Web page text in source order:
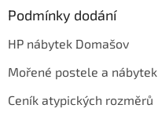
Podmínky dodání
HP nábytek Domašov
Mořené postele a nábytek
Ceník atypických rozměrů